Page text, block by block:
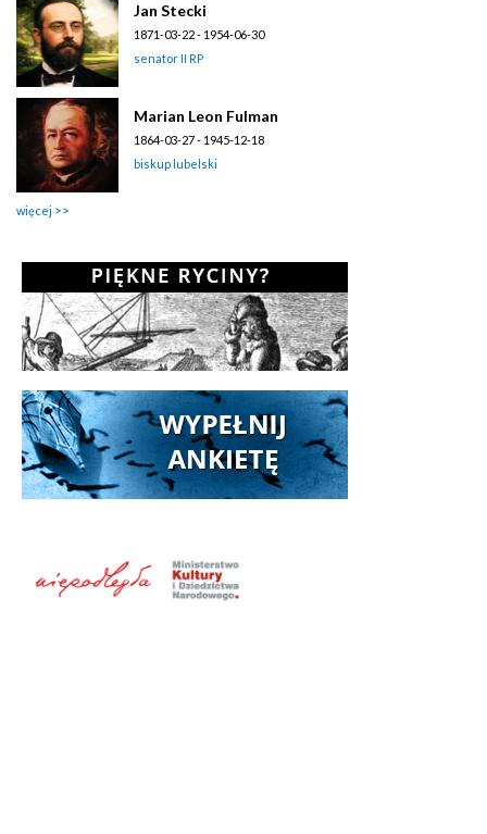
Jan Stecki
1871-03-22 - 1954-06-30
senator II RP
Marian Leon Fulman
1864-03-27 - 1945-12-18
biskup lubelski
więcej